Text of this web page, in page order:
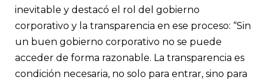
inevitable y destacó el rol del gobierno
corporativo y la transparencia en ese proceso: “Sin
un buen gobierno corporativo no se puede
acceder de forma razonable. La transparencia es
condición necesaria, no solo para entrar, sino para